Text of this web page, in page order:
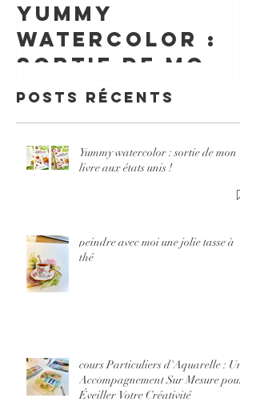
Yummy
watercolor :
sortie de mon
livre aux
états unis !
Posts Récents
Yummy watercolor : sortie de mon
livre aux états unis !
peindre avec moi une jolie tasse à
thé
cours Particuliers d'Aquarelle : Un
Accompagnement Sur Mesure pour
Éveiller Votre Créativité